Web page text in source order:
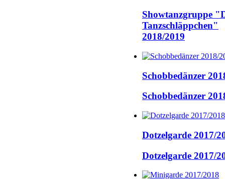
Showtanzgruppe
Tanzschläppchen"
2018/2019
Schobbedänzer
Schobbedänzer
Dotzelgarde 2017/
Dotzelgarde 2017/